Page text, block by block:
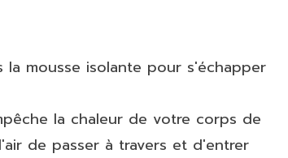
mousse isolante pour s'échapper
la chaleur de votre corps de
de passer à travers et d'entrer